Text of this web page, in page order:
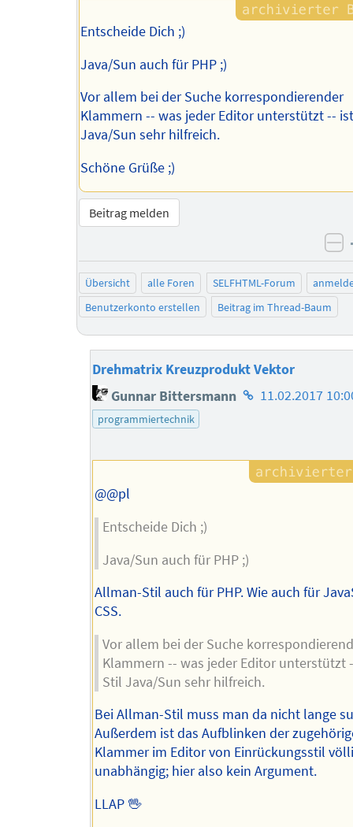
Entscheide Dich ;)
Java/Sun auch für PHP ;)
Vor allem bei der Suche korrespondierender
Klammern -- was jeder Editor unterstützt --
Java/Sun sehr hilfreich.
Schöne Grüße ;)
Beitrag melden
Übersicht alle Foren SELFHTML-Forum
Benutzerkonto erstellen
Beitrag im Thread-Baum
Drehmatrix Kreuzprodukt Vektor
Gunnar Bittersmann Homepage
11.02.2017
programmiertechnik
@@pl
Entscheide Dich ;)
Java/Sun auch für PHP ;)
Allman-Stil auch für PHP. Wie auch für
CSS.
Vor allem bei der Suche
Klammern -- was jeder Editor unterstützt
Stil Java/Sun sehr hilfreich.
Bei Allman-Stil muss man da nicht lange
Außerdem ist das Aufblinken der
Klammer im Editor von Einrückungsstil
unabhängig; hier also kein Argument.
LLAP 🖖